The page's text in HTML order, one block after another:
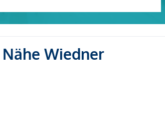
Wiedner